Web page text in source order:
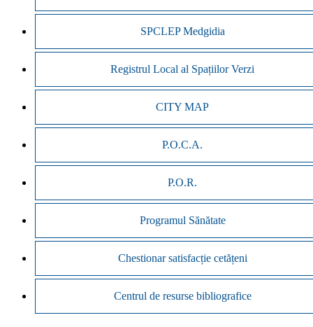
SPCLEP Medgidia
Registrul Local al Spațiilor Verzi
CITY MAP
P.O.C.A.
P.O.R.
Programul Sănătate
Chestionar satisfacție cetățeni
Centrul de resurse bibliografice